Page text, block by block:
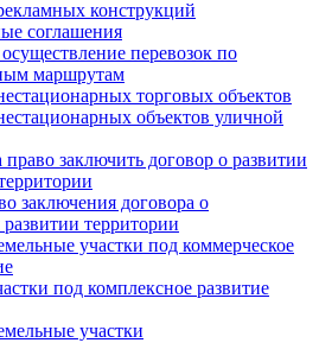
конструкций
соглашения
перевозок по
маршрутам
торговых объектов
объектов уличной
заключить договор о развитии
заключения договора о
территории
участки под коммерческое
под комплексное развитие
участки